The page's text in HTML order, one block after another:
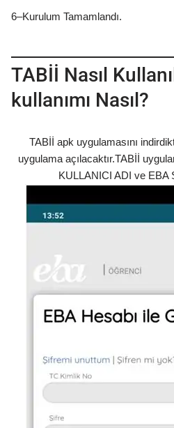
6–Kurulum Tamamlandı.
TABİİ Nasıl
kullanımı Nasıl?
TABİİ apk uygulamasını
uygulama açılacaktır.TABİİ
KULLANICI ADI ve EBA